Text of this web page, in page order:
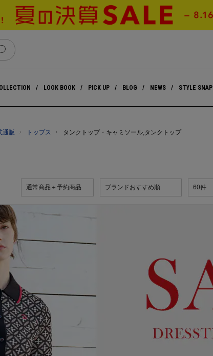
LOOK BOOK PICK UP BLOG NEWS STYLE SNAP
通販 トップス タンクトップ・キャミソール,タンクトップ
通常商品＋予約商品 ブランドおすすめ順 60件